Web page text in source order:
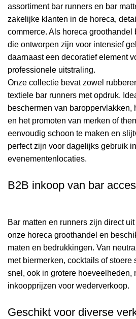
assortiment bar runners en bar
zakelijke klanten in de horeca,
commerce. Als horeca groothandel
die ontworpen zijn voor intensief
daarnaast een decoratief element
professionele uitstraling.
Onze collectie bevat zowel
textiele bar runners met opdruk.
beschermen van baroppervlakken,
en het promoten van merken of
eenvoudig schoon te maken en
perfect zijn voor dagelijks gebruik
evenementenlocaties.
B2B inkoop van bar
Bar matten en runners zijn direct
onze horeca groothandel en
maten en bedrukkingen. Van
met biermerken, cocktails of stoere
snel, ook in grotere hoeveelheden,
inkoopprijzen voor wederverkoop.
Geschikt voor diverse